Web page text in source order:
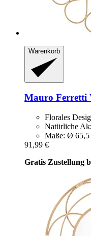
Warenkorb
Mauro Ferretti
Florales
Natürliche
Maße: Ø
91,99 €
Gratis Zustellung